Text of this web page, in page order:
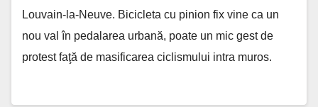
Louvain-la-Neuve. Bicicleta cu pinion fix vine ca un
nou val în pedalarea urbană, poate un mic gest de
protest faţă de masificarea ciclismului intra muros.